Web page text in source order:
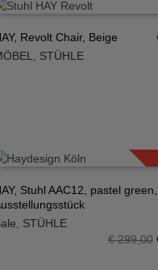
IN DEN WARENKORB
Revolt Chair, Beige
, STÜHLE
IN DEN WARENKORB
Stuhl AAC12, pastel
STÜHLE
€299,00